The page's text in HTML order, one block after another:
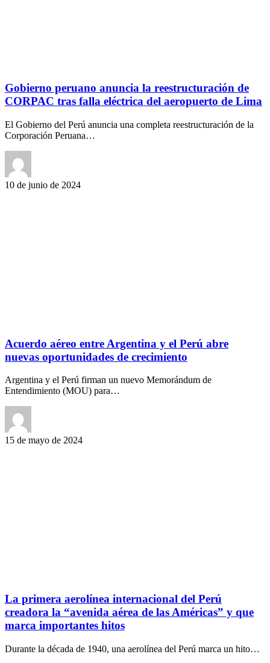
Gobierno peruano anuncia la reestructuración de
CORPAC tras falla eléctrica del aeropuerto de Lima
El Gobierno del Perú anuncia una completa reestructuración de la
Corporación Peruana…
10 de junio de 2024
Acuerdo aéreo entre Argentina y el Perú abre
nuevas oportunidades de crecimiento
Argentina y el Perú firman un nuevo Memorándum de
Entendimiento (MOU) para…
15 de mayo de 2024
La primera aerolínea internacional del Perú
creadora la “avenida aérea de las Américas” y que
marca importantes hitos
Durante la década de 1940, una aerolínea del Perú marca un hito…